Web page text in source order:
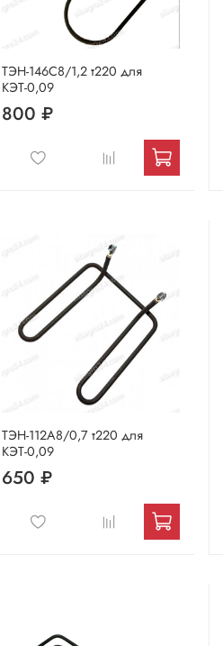
ТЭН-146С8/1,2 т220 для
КЭТ-0,09
800 ₽
ТЭН-112А8/0,7 т220 для
КЭТ-0,09
650 ₽